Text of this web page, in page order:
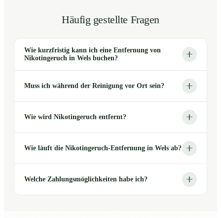
Häufig gestellte Fragen
Wie kurzfristig kann ich eine Entfernung von
Nikotingeruch in Wels buchen?
Muss ich während der Reinigung vor Ort sein?
Wie wird Nikotingeruch entfernt?
Wie läuft die Nikotingeruch-Entfernung in Wels ab?
Welche Zahlungsmöglichkeiten habe ich?